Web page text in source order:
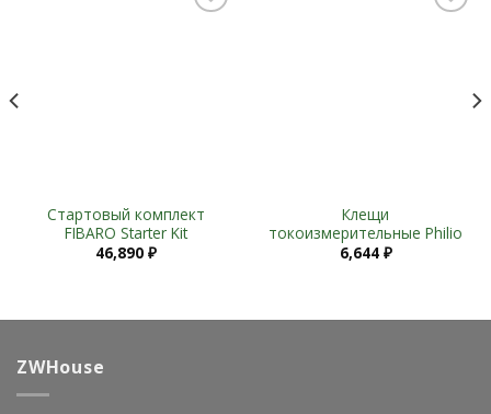
Стартовый комплект
FIBARO Starter Kit
46,890 ₽
Клещи
токоизмерительные Philio
6,644 ₽
ZWHouse